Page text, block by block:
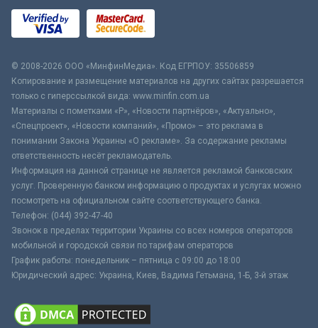
© 2008-2026 ООО «МинфинМедиа». Код ЕГРПОУ: 35506859
Копирование и размещение материалов на других сайтах разрешается
только с гиперссылкой вида: www.minfin.com.ua
Материалы с пометками «Р», «Новости партнёров», «Актуально»,
«Спецпроект», «Новости компаний», «Промо» – это реклама в
понимании Закона Украины «О рекламе». За содержание рекламы
ответственность несёт рекламодатель.
Информация на данной странице не является рекламой банковских
услуг. Проверенную банком информацию о продуктах и услугах можно
посмотреть на официальном сайте соответствующего банка.
Телефон: (044) 392-47-40
Звонок в пределах территории Украины со всех номеров операторов
мобильной и городской связи по тарифам операторов
График работы: понедельник – пятница с 09:00 до 18:00
Юридический адрес: Украина, Киев, Вадима Гетьмана, 1-Б, 3-й этаж